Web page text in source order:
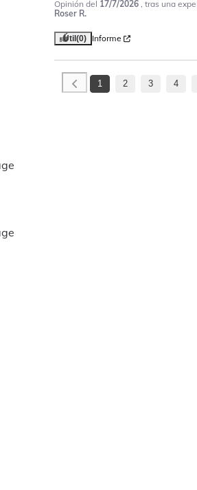
Opinión del 17/7/2026 , tras una
Roser R.
Útil (0) Informe
1 2 3 4